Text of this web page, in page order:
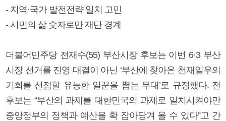
- 지역·국가 발전전략 일치 고민
- 시민의 삶 숫자로만 재단 경계
더불어민주당 전재수(55) 부산시장 후보는 이번 6·3 부산
시장 선거를 진영 대결이 아닌 ‘부산에 찾아온 천재일우의
기회를 선점할 유능한 일꾼을 뽑는 무대’로 규정했다. 전
후보는 “부산의 과제를 대한민국의 과제로 일치시켜야만
중앙정부의 정책과 예산을 확 잡아당겨 올 수 있다”고 간